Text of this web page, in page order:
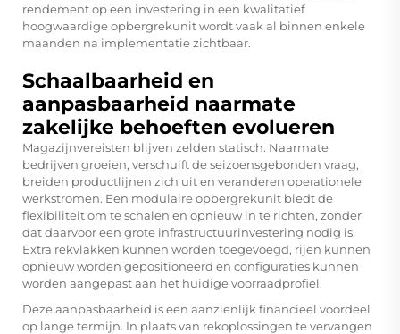
rendement op een investering in een kwalitatief
hoogwaardige opbergrekunit wordt vaak al binnen enkele
maanden na implementatie zichtbaar.
Schaalbaarheid en
aanpasbaarheid naarmate
zakelijke behoeften evolueren
Magazijnvereisten blijven zelden statisch. Naarmate
bedrijven groeien, verschuift de seizoensgebonden vraag,
breiden productlijnen zich uit en veranderen operationele
werkstromen. Een modulaire opbergrekunit biedt de
flexibiliteit om te schalen en opnieuw in te richten, zonder
dat daarvoor een grote infrastructuurinvestering nodig is.
Extra rekvlakken kunnen worden toegevoegd, rijen kunnen
opnieuw worden gepositioneerd en configuraties kunnen
worden aangepast aan het huidige voorraadprofiel.
Deze aanpasbaarheid is een aanzienlijk financieel voordeel
op lange termijn. In plaats van rekoplossingen te vervangen